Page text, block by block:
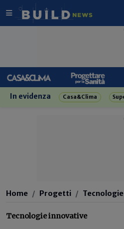
In evidenza Casa&Clima
Home Progetti
Tecnologie innovative